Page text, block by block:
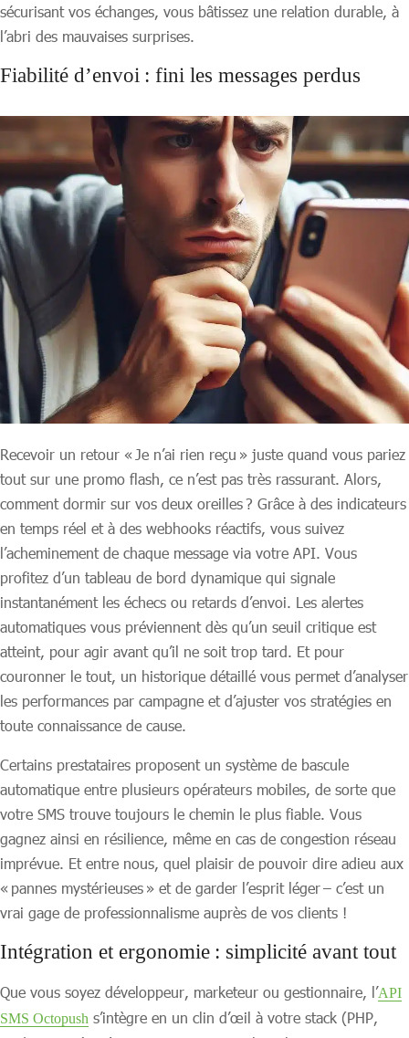
sécurisant vos échanges, vous bâtissez une relation durable, à
l’abri des mauvaises surprises.
Fiabilité d’envoi : fini les messages perdus
Recevoir un retour « Je n’ai rien reçu » juste quand vous pariez
tout sur une promo flash, ce n’est pas très rassurant. Alors,
comment dormir sur vos deux oreilles ? Grâce à des indicateurs
en temps réel et à des webhooks réactifs, vous suivez
l’acheminement de chaque message via votre API. Vous
profitez d’un tableau de bord dynamique qui signale
instantanément les échecs ou retards d’envoi. Les alertes
automatiques vous préviennent dès qu’un seuil critique est
atteint, pour agir avant qu’il ne soit trop tard. Et pour
couronner le tout, un historique détaillé vous permet d’analyser
les performances par campagne et d’ajuster vos stratégies en
toute connaissance de cause.
Certains prestataires proposent un système de bascule
automatique entre plusieurs opérateurs mobiles, de sorte que
votre SMS trouve toujours le chemin le plus fiable. Vous
gagnez ainsi en résilience, même en cas de congestion réseau
imprévue. Et entre nous, quel plaisir de pouvoir dire adieu aux
« pannes mystérieuses » et de garder l’esprit léger – c’est un
vrai gage de professionnalisme auprès de vos clients !
Intégration et ergonomie : simplicité avant tout
Que vous soyez développeur, marketeur ou gestionnaire, l’API
SMS Octopush s’intègre en un clin d’œil à votre stack (PHP,